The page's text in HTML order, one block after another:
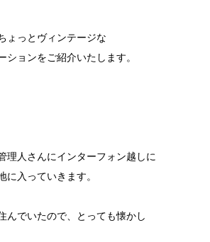
ょっとヴィンテージな
ションをご紹介いたします。
理人さんにインターフォン越しに
に入っていきます。
んでいたので、とっても懐かし